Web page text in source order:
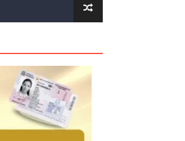
vial, en cumplimiento de un
año